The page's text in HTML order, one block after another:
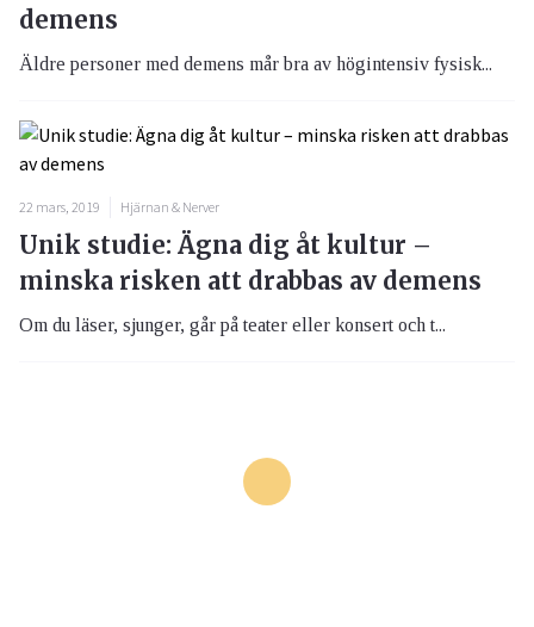
demens
Äldre personer med demens mår bra av högintensiv fysisk...
22 mars, 2019 Hjärnan & Nerver
Unik studie: Ägna dig åt kultur –
minska risken att drabbas av demens
Om du läser, sjunger, går på teater eller konsert och t...